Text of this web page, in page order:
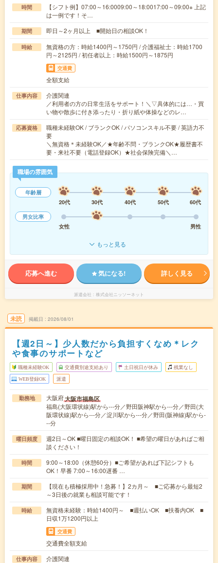
時間
【シフト例】07:00～16:0009:00～18:0017:00～09:00※ 上記
は一例です！そ…
期間 即日～2ヶ月以上 ■開始日の相談OK！
時給
無資格の方：時給1400円～1750円 / 介護福祉士：時給1700
円～2125円 / 初任者以上：時給1500円～1875円
交通費
全額支給
仕事内容
介護関連
／利用者の方の日常生活をサポート！＼▽具体的には…・買
い物や散歩に付き添ったり・折り紙や体操などのレ…
応募資格
職種未経験OK / ブランクOK / パソコンスキル不要 / 英語力不
要
＼無資格＊未経験OK／★年齢不問・ブランクOK★履歴書不
要・来社不要（電話登録OK）★社会保険完備＼…
職場の雰囲気
年齢層
20代
30代 40代 50代
60代
男女比率
女性
男性
もっと見る
応募へ進む 気になる! 詳しく見る
派遣会社 株式会社ニッソーネット
未読 掲載日 2026/08/01
【週2日～】少人数だから負担すくなめ＊レク
や食事のサポートなど
職種未経験OK 交通費別途支給あり 土日祝日が休み 残業なし
WEB登録OK 派遣
勤務地 大阪府大阪市福島区
福島(大阪環状線)駅から---分／野田阪神駅から---分／野田(大
阪環状線)駅から---分／淀川駅から---分／野田(阪神線)駅から-
--分
曜日頻度
週2日～OK ■曜日固定の相談OK！ ■希望の曜日があればご相
談ください！
時間
9:00～18:00（休憩60分）■ご希望があれば下記シフトも
OK！早番 7:00～16:00遅番 …
期間
【現在も積極採用中！急募！】2カ月～ ■ご応募から最短2
～3日後の就業も相談可能です！
時給
無資格未経験：時給1400円～ ■週払いOK ■扶養内OK ■
日収1万1200円以上
交通費
交通費全額支給
仕事内容
介護関連